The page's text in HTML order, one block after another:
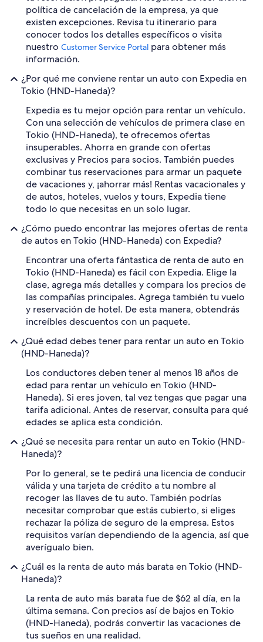
política de cancelación de la empresa, ya que
existen excepciones. Revisa tu itinerario para
conocer todos los detalles específicos o visita
nuestro Customer Service Portal para obtener más
información.
¿Por qué me conviene rentar un auto con Expedia en
Tokio (HND-Haneda)?
Expedia es tu mejor opción para rentar un vehículo.
Con una selección de vehículos de primera clase en
Tokio (HND-Haneda), te ofrecemos ofertas
insuperables. Ahorra en grande con ofertas
exclusivas y Precios para socios. También puedes
combinar tus reservaciones para armar un paquete
de vacaciones y, ¡ahorrar más! Rentas vacacionales y
de autos, hoteles, vuelos y tours, Expedia tiene
todo lo que necesitas en un solo lugar.
¿Cómo puedo encontrar las mejores ofertas de renta
de autos en Tokio (HND-Haneda) con Expedia?
Encontrar una oferta fántastica de renta de auto en
Tokio (HND-Haneda) es fácil con Expedia. Elige la
clase, agrega más detalles y compara los precios de
las compañías principales. Agrega también tu vuelo
y reservación de hotel. De esta manera, obtendrás
increíbles descuentos con un paquete.
¿Qué edad debes tener para rentar un auto en Tokio
(HND-Haneda)?
Los conductores deben tener al menos 18 años de
edad para rentar un vehículo en Tokio (HND-
Haneda). Si eres joven, tal vez tengas que pagar una
tarifa adicional. Antes de reservar, consulta para qué
edades se aplica esta condición.
¿Qué se necesita para rentar un auto en Tokio (HND-
Haneda)?
Por lo general, se te pedirá una licencia de conducir
válida y una tarjeta de crédito a tu nombre al
recoger las llaves de tu auto. También podrías
necesitar comprobar que estás cubierto, si eliges
rechazar la póliza de seguro de la empresa. Estos
requisitos varían dependiendo de la agencia, así que
averígualo bien.
¿Cuál es la renta de auto más barata en Tokio (HND-
Haneda)?
La renta de auto más barata fue de $62 al día, en la
última semana. Con precios así de bajos en Tokio
(HND-Haneda), podrás convertir las vacaciones de
tus sueños en una realidad.